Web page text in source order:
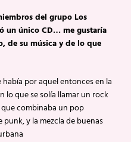
del grupo Los
un único CD… me gustaría
de su música y de lo que
por aquel entonces en la
lo que se solía llamar un rock
combinaba un pop
y la mezcla de buenas